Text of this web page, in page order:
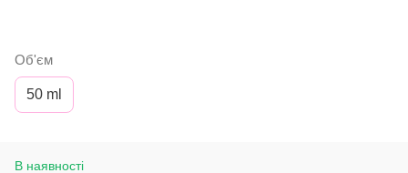
Об'єм
50 ml
В наявності